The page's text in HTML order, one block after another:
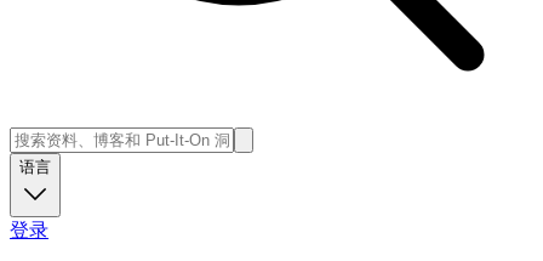
语言
登录